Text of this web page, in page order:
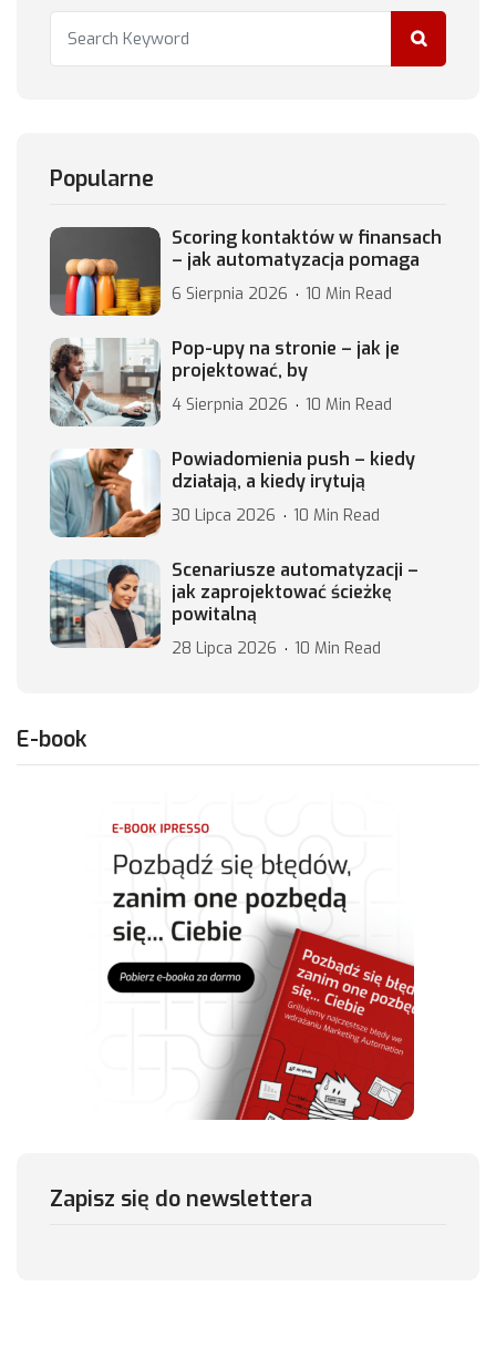
Popularne
Scoring kontaktów w finansach
– jak automatyzacja pomaga
6 Sierpnia 2026 10 Min Read
Pop-upy na stronie – jak je
projektować, by
4 Sierpnia 2026 10 Min Read
Powiadomienia push – kiedy
działają, a kiedy irytują
30 Lipca 2026 10 Min Read
Scenariusze automatyzacji –
jak zaprojektować ścieżkę
powitalną
28 Lipca 2026 10 Min Read
E-book
Zapisz się do newslettera